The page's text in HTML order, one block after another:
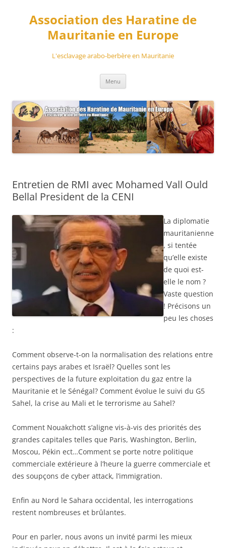
contenuAssociation des Haratine de
Mauritanie en Europe
L'esclavage arabo-berbère en Mauritanie
Menu
Entretien de RMI avec Mohamed Vall Ould
Bellal President de la CENI
La diplomatie
mauritanienne
, si tentée
qu’elle existe
de quoi est-
elle le nom ?
Vaste question
! Précisons un
peu les choses
:
Comment observe-t-on la normalisation des relations entre
certains pays arabes et Israël? Quelles sont les
perspectives de la future exploitation du gaz entre la
Mauritanie et le Sénégal? Comment évolue le suivi du G5
Sahel, la crise au Mali et le terrorisme au Sahel?
Comment Nouakchott s’aligne vis-à-vis des priorités des
grandes capitales telles que Paris, Washington, Berlin,
Moscou, Pékin ect…Comment se porte notre politique
commerciale extérieure à l’heure la guerre commerciale et
des soupçons de cyber attack, l’immigration.
Enfin au Nord le Sahara occidental, les interrogations
restent nombreuses et brûlantes.
Pour en parler, nous avons un invité parmi les mieux